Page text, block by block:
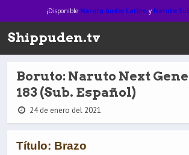
¡Disponible Naruto Audio Latinoy Naruto
Shippuden.tv
Boruto: Naruto Next
183 (Sub. Español)
24 de enero del 2021
Título: Brazo